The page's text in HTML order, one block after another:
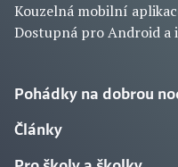
Kouzelná mobilní
Dostupná pro Android a
Pohádky na dobrou
Články